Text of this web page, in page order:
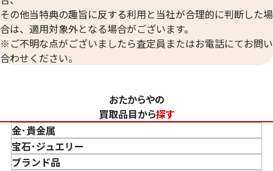
その他当特典の趣旨に反する利用と当社が合理的に判断した場
合は、適用対象外となる場合がございます。
※ご不明な点がございましたら査定員またはお電話にてお問い
合わせください。
おたからやの
買取品目から探す
金･貴金属
金 買取
金のインゴット 買取
宝石･ジュエリー
宝石･ジュエリー買取
ブランド品